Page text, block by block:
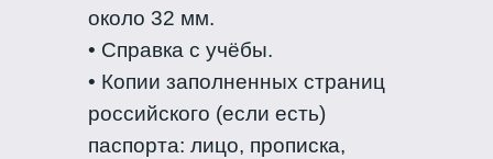
около 32 мм.
• Справка с учёбы.
• Копии заполненных страниц
российского (если есть)
паспорта: лицо, прописка,